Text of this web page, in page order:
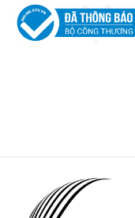
Ấn tượng của sản